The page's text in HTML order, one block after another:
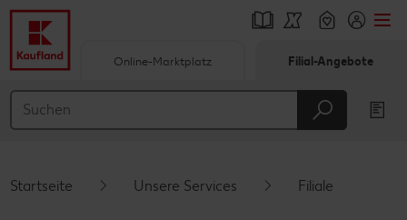
Hauptinhalt
Online-Marktplatz Filial-Angebote
Startseite Unsere Services Filiale